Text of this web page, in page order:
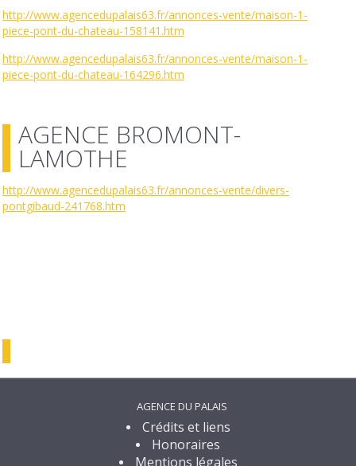
http://www.agencedupalais63.fr/annonces-vente/maison-1-
piece-pont-du-chateau-158141.htm
http://www.agencedupalais63.fr/annonces-vente/maison-1-
piece-pont-du-chateau-164296.htm
AGENCE BROMONT-
LAMOTHE
http://www.agencedupalais63.fr/annonces-vente/divers-
pontgibaud-241768.htm
AGENCE DU PALAIS
Crédits et liens
Honoraires
Mentions légales